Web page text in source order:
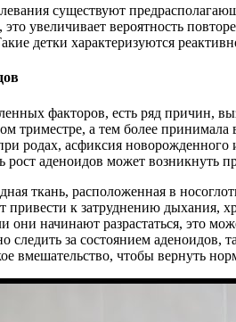
существуют
это увеличивает вероятность
детки характеризуются
факторов, есть ряд причин,
триместре, а тем более
родах, асфиксия
рост аденоидов может возникнуть
ткань, расположенная в
привести к затруднению
они начинают разрастаться, это
следить за состоянием аденоидов,
вмешательство, чтобы вернуть